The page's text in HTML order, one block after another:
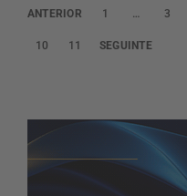
P
a
n
a
ç
ANTERIOR 1 … 3
10 11 SEGUINTE